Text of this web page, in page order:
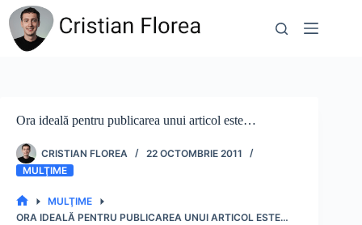
Sari
conținut
Ora ideală pentru publicarea unui articol este…
CRISTIAN FLOREA
22 OCTOMBRIE 2011
MULŢIME
PRIMA
MULŢIME
ORA IDEALĂ PENTRU PUBLICAREA UNUI ARTICOL ESTE…